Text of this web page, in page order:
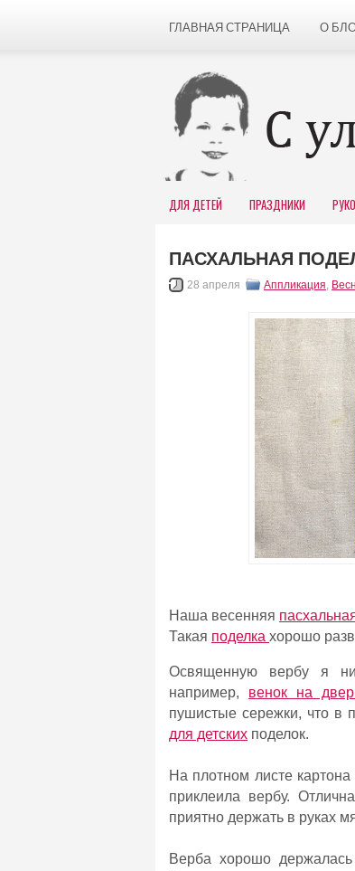
ГЛАВНАЯ СТРАНИЦА О
ДЛЯ ДЕТЕЙ ПРАЗДНИКИ
ПАСХАЛЬНАЯ
28 апреля Аппликация,
Наша весенняя
Такая поделка хорошо
Освященную вербу я
например, венок на
пушистые сережки, что в
для детских поделок.
На плотном листе
приклеила вербу.
приятно держать в руках
Верба хорошо